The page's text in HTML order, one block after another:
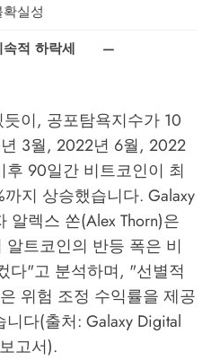
확실성
속적 하락세 —
이, 공포탐욕지수가 10
3월, 2022년 6월, 2022
후 90일간 비트코인이 최
지 상승했습니다. Galaxy
알렉스 쏜(Alex Thorn)은
트코인의 반등 폭은 비
다"고 분석하며, "선별적
위험 조정 수익률을 제공
다(출처: Galaxy Digital
고서).